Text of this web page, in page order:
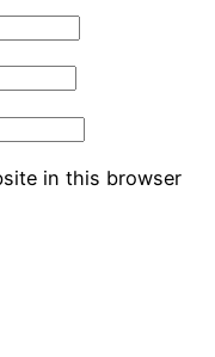
in this browser